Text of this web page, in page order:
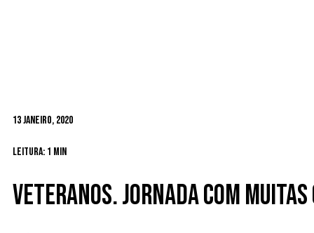
13 Janeiro, 2020
Leitura: 1 min
Veteranos. Jornada com